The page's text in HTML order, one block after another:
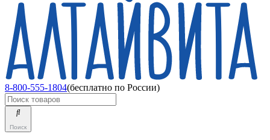
8-800-555-1804(бесплатно по России)
Поиск